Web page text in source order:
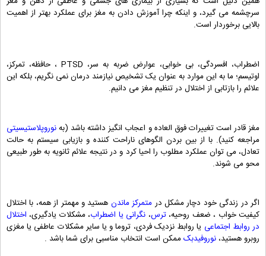
سرچشمه می گیرد، و اینکه چرا آموزش دادن به مغز برای عملکرد بهتر از اهمیت
بالایی برخوردار است.
اضطراب، افسردگی، بی خوابی، عوارض ضربه به سر، PTSD ، حافظه، تمرکز،
اوتیسم؛ ما به این موارد به عنوان یک تشخیص نیازمند درمان نمی نگریم، بلکه این
علائم را بازتابی از اختلال در تنظیم مغز می دانیم.
مغز قادر است تغییرات فوق العاده و اعجاب انگیز داشته باشد (بهنوروپلاستیسیتی
مراجعه کنید). با از بین بردن الگوهای ناراحت کننده و بازیابی سیستم به حالت
تعادل، می توان عملکرد مطلوب را احیا کرد و در نتیجه علائم ثانویه به طور طبیعی
محو می شوند.
اگر در زندگی خود دچار مشکل در متمرکز ماندن هستید و مهمتر از همه، با اختلال
کیفیت خواب ، ضعف روحیه،ترس، نگرانی یا اضطراب، مشکلات یادگیری، اختلال
در روابط اجتماعی یا روابط نزدیک فردی، تروما و یا سایر مشکلات عاطفی یا مغزی
روبرو هستید، نوروفیدبکممکن است انتخاب مناسبی برای شما باشد .